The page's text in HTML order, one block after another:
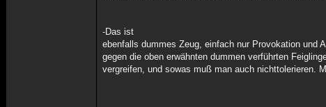
-Das ist
ebenfalls dummes Zeug, einfach nur Provokation und
gegen die oben erwähnten dummen verführten
vergreifen, und sowas muß man auch nichttolerieren.